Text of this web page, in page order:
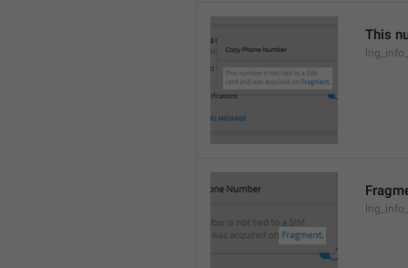
This